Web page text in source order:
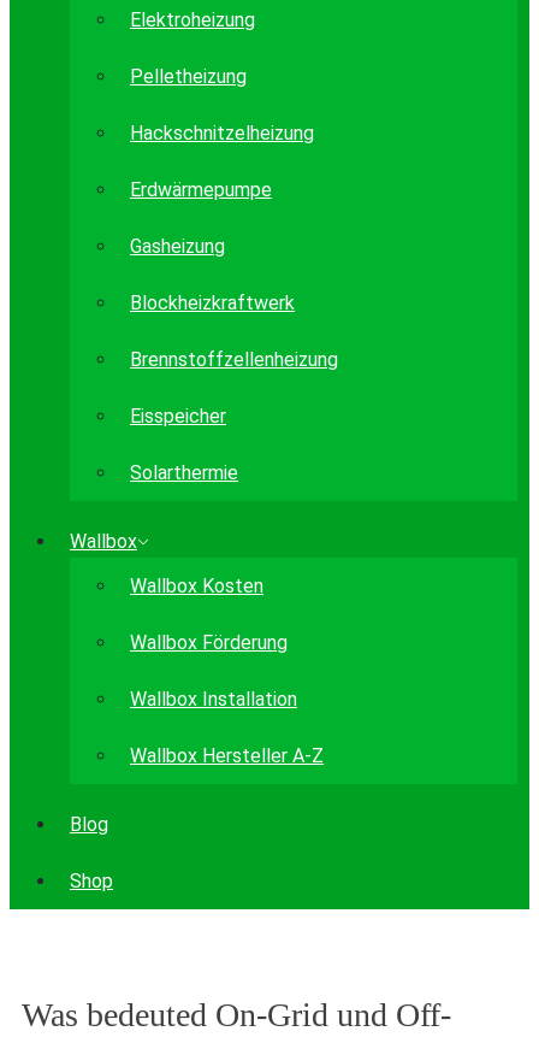
Elektroheizung
Pelletheizung
Hackschnitzelheizung
Erdwärmepumpe
Gasheizung
Blockheizkraftwerk
Brennstoffzellenheizung
Eisspeicher
Solarthermie
Wallbox
Wallbox Kosten
Wallbox Förderung
Wallbox Installation
Wallbox Hersteller A-Z
Blog
Shop
Was bedeuted On-Grid und Off-